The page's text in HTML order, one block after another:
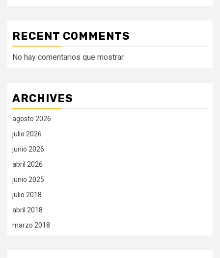
RECENT COMMENTS
No hay comentarios que mostrar.
ARCHIVES
agosto 2026
julio 2026
junio 2026
abril 2026
junio 2025
julio 2018
abril 2018
marzo 2018